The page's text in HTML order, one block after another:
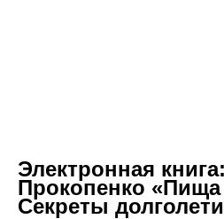
Электронная книга:
Прокопенко «Пища
Секреты